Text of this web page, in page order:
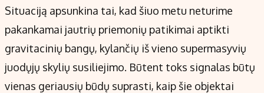
Situaciją apsunkina tai, kad šiuo metu neturime
pakankamai jautrių priemonių patikimai aptikti
gravitacinių bangų, kylančių iš vieno supermasyvių
juodųjų skylių susiliejimo. Būtent toks signalas būtų
vienas geriausių būdų suprasti, kaip šie objektai